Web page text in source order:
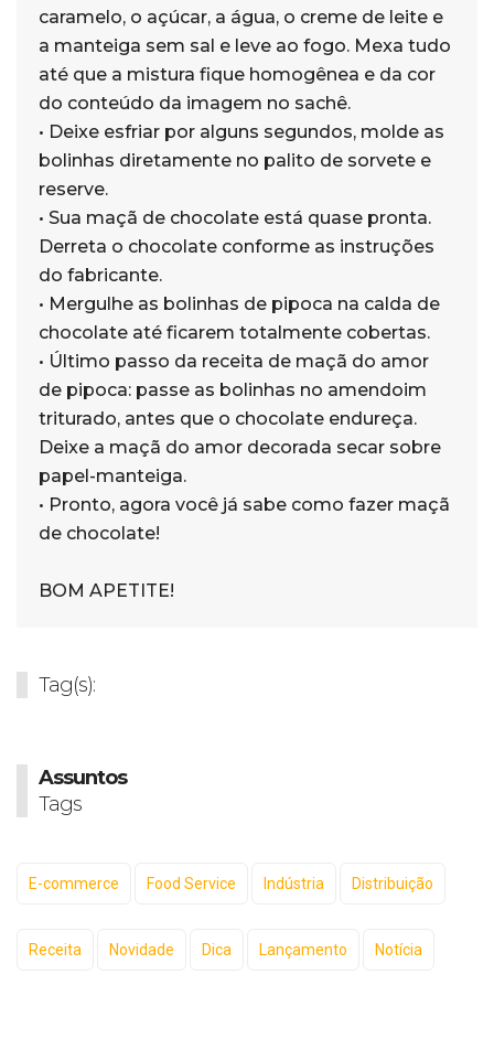
caramelo, o açúcar, a água, o creme de leite e
a manteiga sem sal e leve ao fogo. Mexa tudo
até que a mistura fique homogênea e da cor
do conteúdo da imagem no sachê.
• Deixe esfriar por alguns segundos, molde as
bolinhas diretamente no palito de sorvete e
reserve.
• Sua maçã de chocolate está quase pronta.
Derreta o chocolate conforme as instruções
do fabricante.
• Mergulhe as bolinhas de pipoca na calda de
chocolate até ficarem totalmente cobertas.
• Último passo da receita de maçã do amor
de pipoca: passe as bolinhas no amendoim
triturado, antes que o chocolate endureça.
Deixe a maçã do amor decorada secar sobre
papel-manteiga.
• Pronto, agora você já sabe como fazer maçã
de chocolate!
BOM APETITE!
Tag(s):
Assuntos
Tags
E-commerce Food Service Indústria Distribuição
Receita Novidade Dica Lançamento Notícia